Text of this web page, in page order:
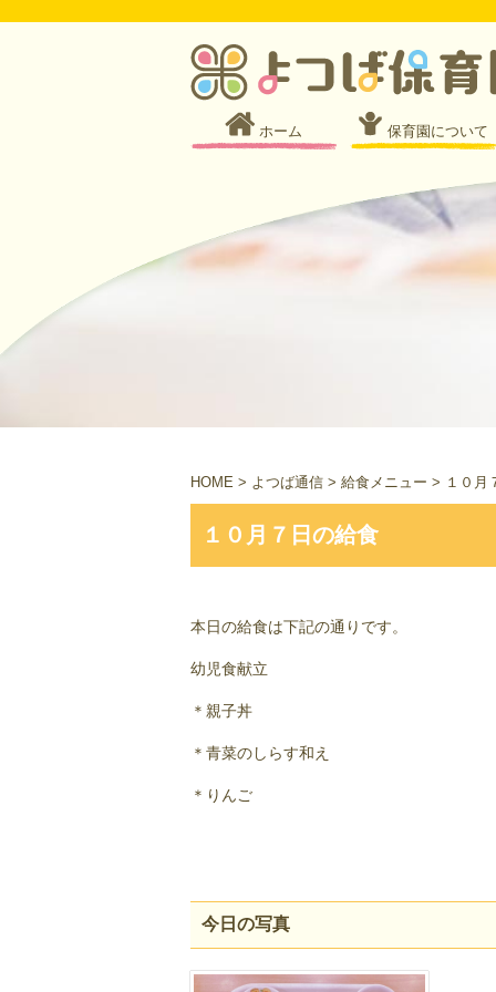
ホーム 保育園について
HOME > よつば通信 > 給食メニュー > １０月
１０月７日の給食
本日の給食は下記の通りです。
幼児食献立
＊親子丼
＊青菜のしらす和え
＊りんご
今日の写真